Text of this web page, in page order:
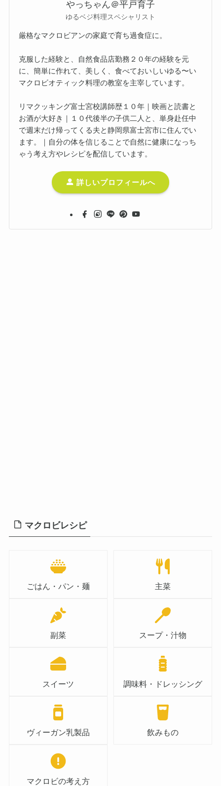
やっちゃん＠平戸育子
ゆるベジ料理スペシャリスト
厳格なマクロビアンの家庭で育ち過食症に。
克服した経験と、自然食品店勤務２０年の経験を元
に、簡単に作れて、美しく、食べておいしいゆる〜い
マクロビオティック料理の教室を主宰しています。
リマクッキング富士宮校講師歴１０年｜映画と読書と
お酒が大好き｜１０代後半の子供二人と、単身赴任中
で週末だけ帰ってくる夫と静岡県富士宮市に住んでい
ます。｜自分の体を信じることで自然に健康になっち
ゃう考え方やレシピを配信しています。
詳しいプロフィールへ
マクロビレシピ
ごはん・パン・麺 主菜
副菜 スープ・汁物
スイーツ 調味料・ドレッシング
ヴィーガン乳製品 飲みもの
マクロビの考え方